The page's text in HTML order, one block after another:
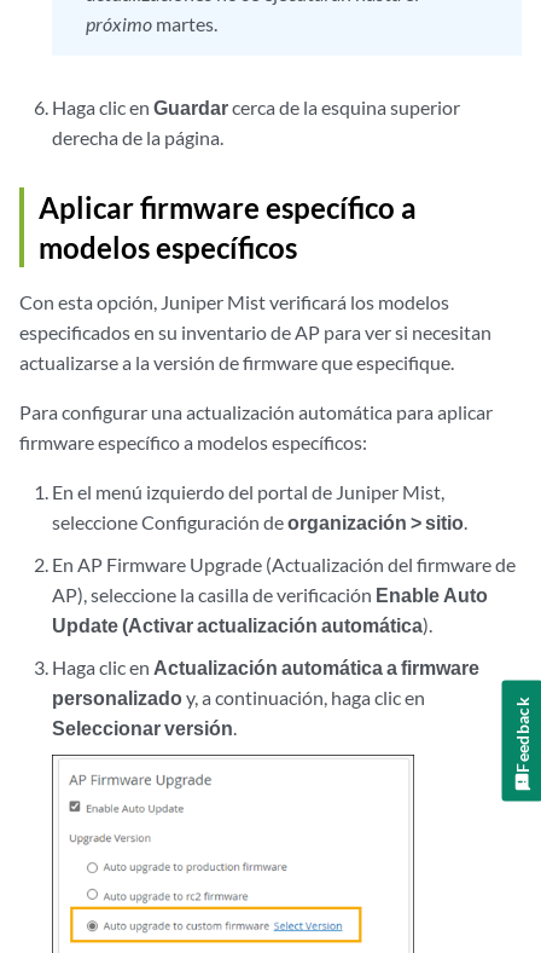
próximo martes.
Haga clic enGuardarcerca de la esquina superior
derecha de la página.
Aplicar firmware específico a
modelos específicos
Con esta opción, Juniper Mist verificará los modelos
especificados en su inventario de AP para ver si necesitan
actualizarse a la versión de firmware que especifique.
Para configurar una actualización automática para aplicar
firmware específico a modelos específicos:
En el menú izquierdo del portal de Juniper Mist,
seleccione Configuración deorganización > sitio.
En AP Firmware Upgrade (Actualización del firmware de
AP), seleccione la casilla de verificación Enable Auto
Update (Activar actualización automática).
Haga clic en Actualización automática a firmware
personalizadoy, a continuación, haga clic en
Seleccionar versión. Feedback